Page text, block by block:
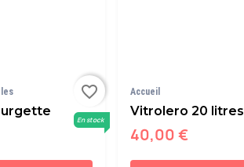
En stock
favorite_border Accueil
Vitrolero 20 litres
40,00 €